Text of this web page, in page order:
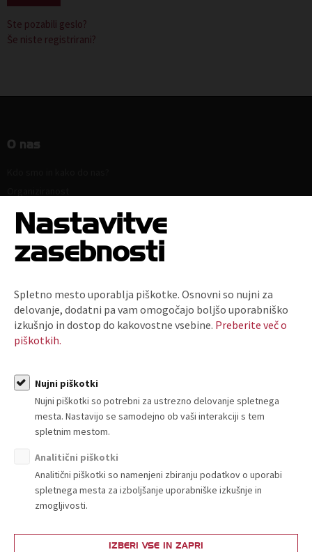
Ste pozabili geslo?
Še niste registrirani?
O nas
Strokovne komisije in sekcije
Poslanstvo, vrednote, vizija
Principi in področja delovanja
Zaposlitev
Politika zasebnosti
Kodeks za zmanjšanje prodaje plastičnih nosilnih vrečk
Članstvo
Zakaj postati član?
Lestvica za določitev članarine
Ponudba in povpraševanje
Partnerski programi
Vsebine za člane
Nastavitve
zasebnosti
Spletno mesto uporablja piškotke. Osnovni so nujni za
delovanje, dodatni pa vam omogočajo boljšo uporabniško
izkušnjo in dostop do kakovostne vsebine. Preberite več o
piškotkih.
Nujni piškotki
Nujni piškotki so potrebni za ustrezno delovanje spletnega
mesta. Nastavijo se samodejno ob vaši interakciji s tem
spletnim mestom.
Analitični piškotki
Analitični piškotki so namenjeni zbiranju podatkov o uporabi
spletnega mesta za izboljšanje uporabniške izkušnje in
zmogljivosti.
IZBERI VSE IN ZAPRI